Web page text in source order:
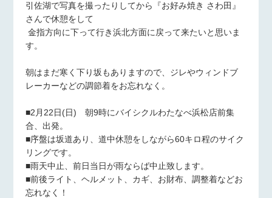
引佐湖で写真を撮ったりしてから『お好み焼き さわ田』
さんで休憩をして
金指方向に下って行き浜北方面に戻って来たいと思いま
す。
朝はまだ寒く下り坂もありますので、ジレやウィンドブ
レーカーなどの調節着をお忘れなく。
■2月22日(日) 朝9時にバイシクルわたなべ浜松店前集
合、出発。
■序盤は坂道あり、道中休憩をしながら60キロ程のサイク
リングです。
■雨天中止、前日当日が雨ならば中止致します。
■前後ライト、ヘルメット、カギ、お財布、調整着などお
忘れなく！